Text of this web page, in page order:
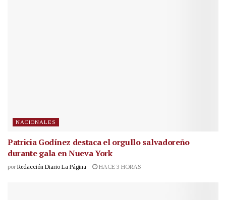
NACIONALES
Patricia Godínez destaca el orgullo salvadoreño
durante gala en Nueva York
por Redacción Diario La Página HACE 3 HORAS